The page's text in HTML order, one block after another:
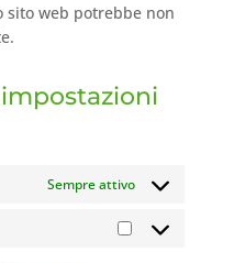
sito web potrebbe non
impostazioni
Sempre attivo
Marketing